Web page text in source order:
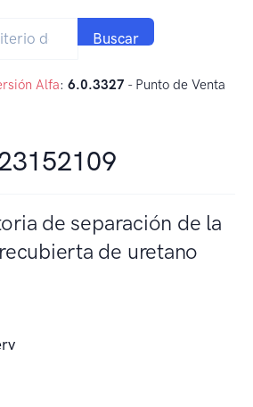
Buscar
Alfa: 6.0.3327 - Punto de Venta
de separación de la
de uretano